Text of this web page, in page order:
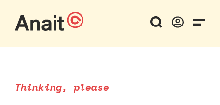
Thinking, please